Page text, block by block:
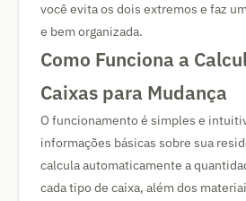
você evita os dois extremos e faz
e bem organizada.
Como Funciona a
Caixas para Mudança
O funcionamento é simples e
informações básicas sobre sua
calcula automaticamente a
cada tipo de caixa, além dos